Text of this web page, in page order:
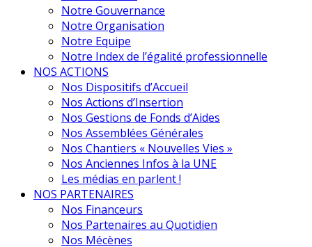
Notre Gouvernance
Notre Organisation
Notre Equipe
Notre Index de l’égalité professionnelle
NOS ACTIONS
Nos Dispositifs d’Accueil
Nos Actions d’Insertion
Nos Gestions de Fonds d’Aides
Nos Assemblées Générales
Nos Chantiers « Nouvelles Vies »
Nos Anciennes Infos à la UNE
Les médias en parlent !
NOS PARTENAIRES
Nos Financeurs
Nos Partenaires au Quotidien
Nos Mécènes